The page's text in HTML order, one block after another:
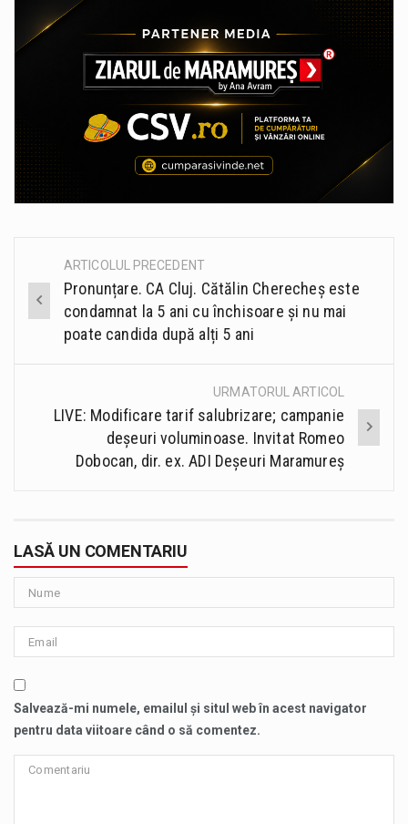
Post
navigation
ARTICOLUL PRECEDENT
Pronunțare. CA Cluj. Cătălin Cherecheș este
condamnat la 5 ani cu închisoare și nu mai
poate candida după alți 5 ani
URMATORUL ARTICOL
LIVE: Modificare tarif salubrizare; campanie
deșeuri voluminoase. Invitat Romeo
Dobocan, dir. ex. ADI Deșeuri Maramureș
LASĂ UN COMENTARIU
Salvează-mi numele, emailul și situl web în acest navigator
pentru data viitoare când o să comentez.